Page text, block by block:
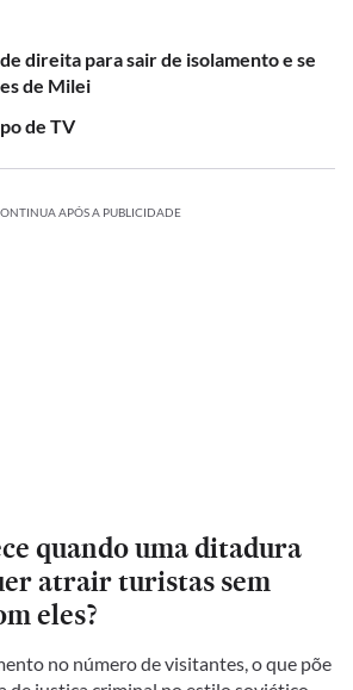
direita para sair de isolamento e se
de Milei
de TV
APÓS A PUBLICIDADE
quando uma ditadura
atrair turistas sem
eles?
no número de visitantes, o que põe